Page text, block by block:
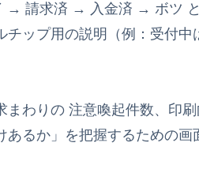
請求済 → 入金済 → ボツ と
ップ用の説明（例：受付中
わりの 注意喚起件数、印
るか」を把握するための画